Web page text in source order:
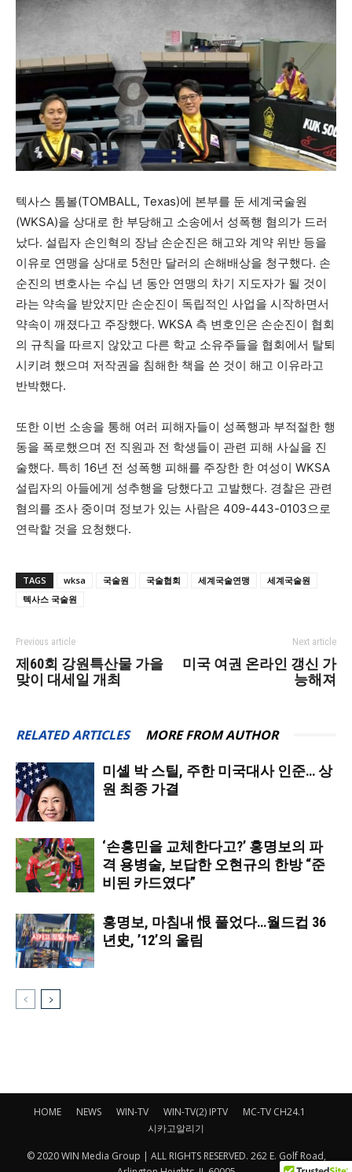
텍사스 톰볼(TOMBALL, Texas)에 본부를 둔 세계국술원
(WKSA)을 상대로 한 부당해고 소송에서 성폭행 혐의가 드러
났다. 설립자 손인혁의 장남 손순진은 해고와 계약 위반 등을
이유로 연맹을 상대로 5천만 달러의 손해배상을 청구했다. 손
순진의 변호사는 수십 년 동안 연맹의 차기 지도자가 될 것이
라는 약속을 받았지만 손순진이 독립적인 사업을 시작하면서
약속이 깨졌다고 주장했다. WKSA 측 변호인은 손순진이 협회
의 규칙을 따르지 않았고 다른 학교 소유주들을 협회에서 탈퇴
시키려 했으며 저작권을 침해한 책을 쓴 것이 해고 이유라고
반박했다.
또한 이번 소송을 통해 여러 피해자들이 성폭행과 부적절한 행
동을 폭로했으며 전 직원과 전 학생들이 관련 피해 사실을 진
술했다. 특히 16년 전 성폭행 피해를 주장한 한 여성이 WKSA
설립자의 아들에게 성추행을 당했다고 고발했다. 경찰은 관련
혐의를 조사 중이며 정보가 있는 사람은 409-443-0103으로
연락할 것을 요청했다.
TAGS wksa 국술원 국술협회 세계국술연맹
세계국술원
텍사스 국술원
Previous article
제60회 강원특산물 가을
맞이 대세일 개최
Next article
미국 여권 온라인 갱신 가
능해져
RELATED ARTICLES MORE FROM AUTHOR
미셸 박 스틸, 주한 미국대사 인준… 상
원 최종 가결
‘손흥민을 교체한다고?’ 홍명보의 파
격 용병술, 보답한 오현규의 한방 “준
비된 카드였다”
홍명보, 마침내 恨 풀었다…월드컵 36
년史, ’12’의 울림
HOME NEWS WIN-TV WIN-TV(2) IPTV
MC-TV CH24.1
시카고알리기
© 2020 WIN Media Group | ALL RIGHTS RESERVED. 262 E. Golf Road,